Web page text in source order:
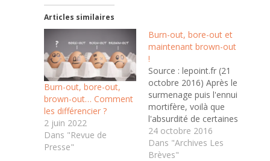
Articles similaires
Burn-out, bore-out,
brown-out… Comment
les différencier ?
2 juin 2022
Dans "Revue de
Presse"
Burn-out, bore-out et
maintenant brown-out
!
Source : lepoint.fr (21
octobre 2016) Après le
surmenage puis l'ennui
mortifère, voilà que
l'absurdité de certaines
tâches surgit dans le
monde du travail sous
la forme d'une
24 octobre 2016
Dans "Archives Les
Brèves"